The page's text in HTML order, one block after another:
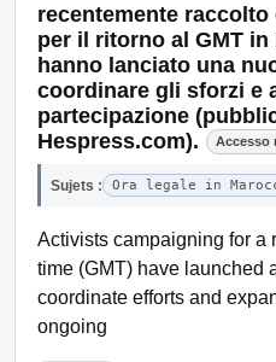
recentemente
per il ritorno al GMT
hanno lanciato una
coordinare gli sforzi e
partecipazione
Hespress.com).
Accesso
Sujets : Ora legale in
Activists campaigning for a
time (GMT) have launched
coordinate efforts and
ongoing